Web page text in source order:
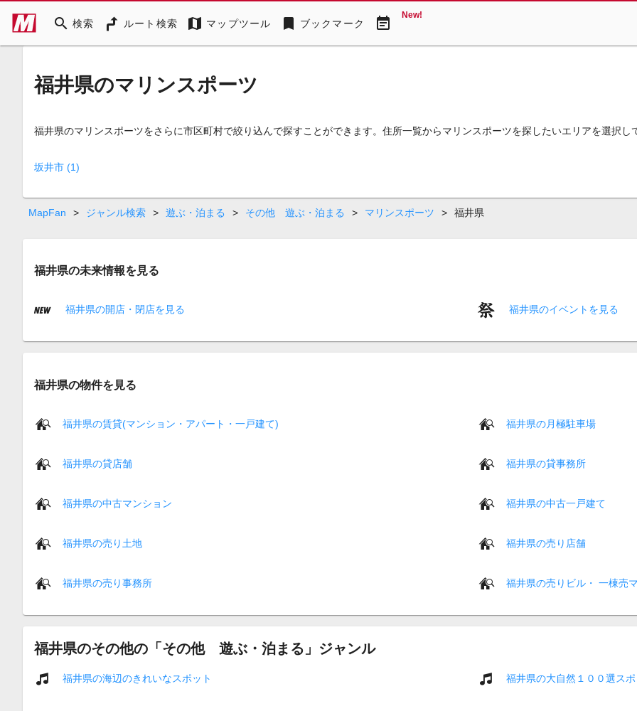
search 検索 ルート検索 map マップツール bookmark ブックマーク event_note New!
福井県のマリンスポーツ
福井県のマリンスポーツをさらに市区町村で絞り込んで探すことができます。住所一覧からマリンスポーツを探したいエリアを選択し
坂井市 (1)
MapFan > ジャンル検索 > 遊ぶ・泊まる > その他 遊ぶ・泊まる > マリンスポーツ > 福井県
福井県の未来情報を見る
福井県の開店・閉店を見る 福井県のイベントを見る
福井県の物件を見る
福井県の賃貸(マンション・アパート・一戸建て) 福井県の月極駐車場
福井県の貸店舗 福井県の貸事務所
福井県の中古マンション 福井県の中古一戸建て
福井県の売り土地 福井県の売り店舗
福井県の売り事務所 福井県の売りビル・ 一棟売
福井県のその他の「その他 遊ぶ・泊まる」ジャンル
福井県の海辺のきれいなスポット 福井県の大自然１００選ス